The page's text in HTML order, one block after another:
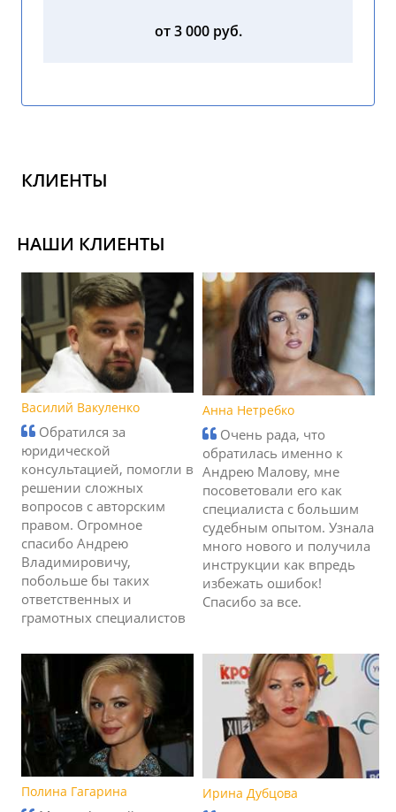
от 3 000 руб.
КЛИЕНТЫ
НАШИ КЛИЕНТЫ
Василий Вакуленко
Обратился за
юридической
консультацией, помогли в
решении сложных
вопросов с авторским
правом. Огромное
спасибо Андрею
Владимировичу,
побольше бы таких
ответственных и
грамотных специалистов
Анна Нетребко
Очень рада, что
обратилась именно к
Андрею Малову, мне
посоветовали его как
специалиста с большим
судебным опытом. Узнала
много нового и получила
инструкции как впредь
избежать ошибок!
Спасибо за все.
Полина Гагарина Ирина Дубцова